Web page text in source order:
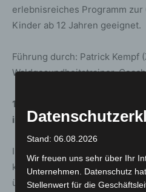
erlebnisreiches Programm
Kinder ab 12 Jahren geeignet.
Führung durch: Patrick Kempf
Waldgesundheitstrainer,
11 bis circa 13.30 Uhr:
in der Eilenriede
In der Eilenriede können
kennenlernen, Kuriositäten
über die
Stand: 06.08.2026
Wir freuen uns sehr über Ihr
Unternehmen. Datenschutz
Stellenwert für die